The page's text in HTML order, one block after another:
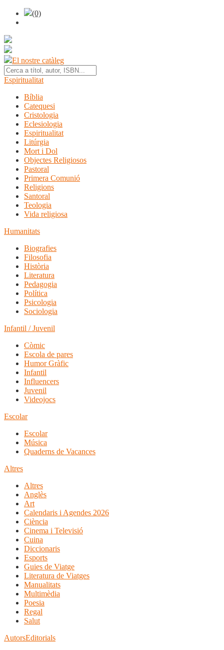
(0)
El nostre catàleg
Espiritualitat
Bíblia
Catequesi
Cristologia
Eclesiologia
Espiritualitat
Litúrgia
Mort i Dol
Objectes Religiosos
Pastoral
Primera Comunió
Religions
Santoral
Teologia
Vida religiosa
Humanitats
Biografies
Filosofia
Història
Literatura
Pedagogia
Política
Psicologia
Sociologia
Infantil / Juvenil
Còmic
Escola de pares
Humor Gràfic
Infantil
Influencers
Juvenil
Videojocs
Escolar
Escolar
Música
Quaderns de Vacances
Altres
Altres
Anglès
Art
Calendaris i Agendes 2026
Ciència
Cinema i Televisió
Cuina
Diccionaris
Esports
Guies de Viatge
Literatura de Viatges
Manualitats
Multimèdia
Poesia
Regal
Salut
AutorsEditorials